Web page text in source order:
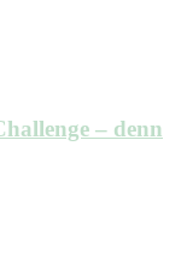
– denn